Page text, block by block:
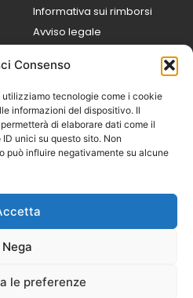
Consenso
utilizziamo tecnologie come i cookie
informazioni del dispositivo. Il
di elaborare dati come il
unici su questo sito. Non
può influire negativamente su alcune
Nega
le preferenze
Informativa sui rimborsi
Avviso legale
9:00
Sabato 09:00 /
14:00
16:30 /
Domenica
Castaldi Luca | P.IVA
IT07259351216
Bilogic – Agenzia di